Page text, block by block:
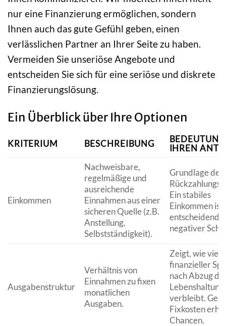
nur eine Finanzierung ermöglichen, sondern
Ihnen auch das gute Gefühl geben, einen
verlässlichen Partner an Ihrer Seite zu haben.
Vermeiden Sie unseriöse Angebote und
entscheiden Sie sich für eine seriöse und diskrete
Finanzierungslösung.
Ein Überblick über Ihre Optionen
KRITERIUM BESCHREIBUNG
IHREN
Einkommen
Nachweisbare,
regelmäßige und
ausreichende
Einnahmen aus einer
sicheren Quelle (z.B.
Anstellung,
Selbstständigkeit).
Grundlage der
Ein stabiles
Einkommen ist
entscheidend,
negativer
Ausgabenstruktur
Verhältnis von
Einnahmen zu fixen
monatlichen
Ausgaben.
Zeigt, wie viel
finanzieller
nach Abzug
verbleibt.
Fixkosten
Chancen.